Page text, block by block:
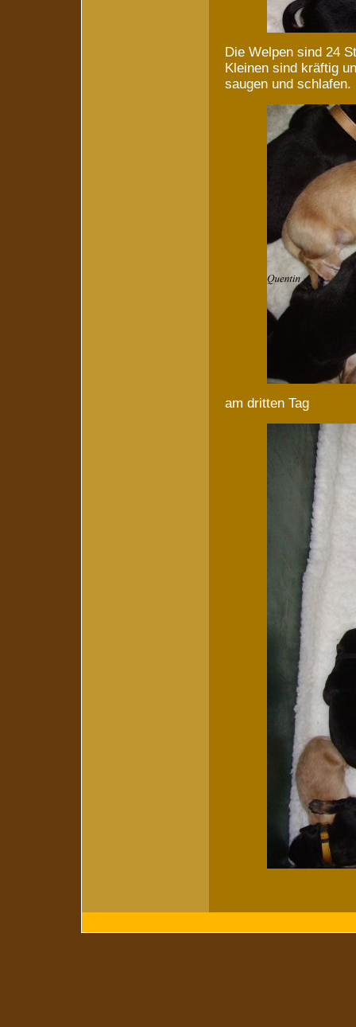
Die Welpen sind 24
Kleinen sind kräftig
saugen und schlafen.
am dritten Tag